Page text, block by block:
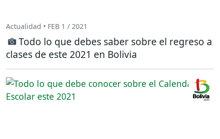
Actualidad • FEB 1 / 2021
Todo lo que debes saber sobre el regreso a
clases de este 2021 en Bolivia